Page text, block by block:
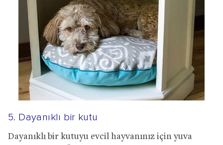
5. Dayanıklı bir kutu
Dayanıklı bir kutuyu evcil hayvanınız için yuva